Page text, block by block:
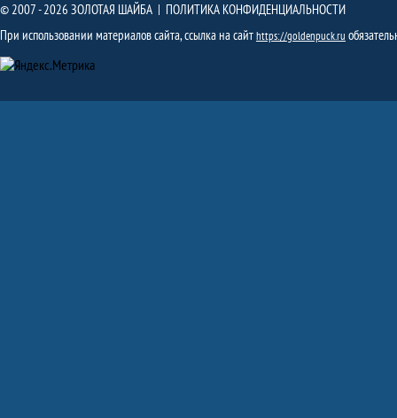
© 2007 - 2026 ЗОЛОТАЯ ШАЙБА | ПОЛИТИКА КОНФИДЕНЦИАЛЬНОСТИ
При использовании материалов сайта, ссылка на сайтhttps://goldenpuck.ru